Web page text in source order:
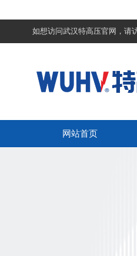
如想访问武汉特高压官网，请
网站首页